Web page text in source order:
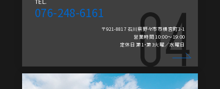
076-248-6161
〒921-8817 石川県野々市市横宮町3-1
営業時間 10:00～19:00
定休日 第1・第3火曜／水曜日